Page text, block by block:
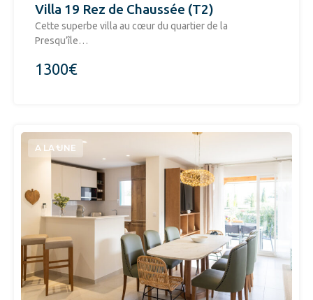
Villa 19 Rez de Chaussée (T2)
​Cette superbe villa au cœur du quartier de la
Presqu’île…
1300€
A LA UNE